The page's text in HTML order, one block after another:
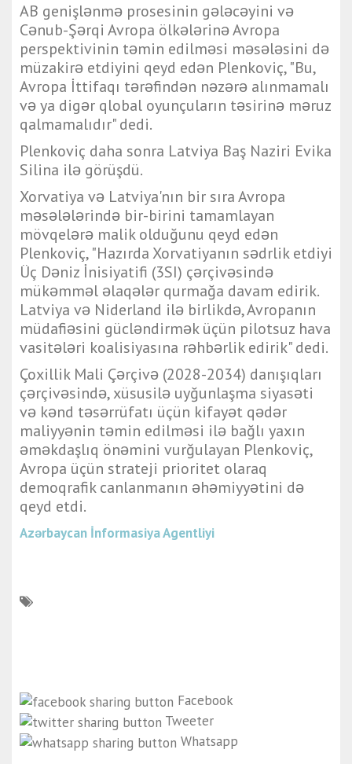
AB genişlənmə prosesinin gələcəyini və
Cənub-Şərqi Avropa ölkələrinə Avropa
perspektivinin təmin edilməsi məsələsini də
müzakirə etdiyini qeyd edən Plenkoviç, "Bu,
Avropa İttifaqı tərəfindən nəzərə alınmamalı
və ya digər qlobal oyunçuların təsirinə məruz
qalmamalıdır" dedi.
Plenkoviç daha sonra Latviya Baş Naziri Evika
Silina ilə görüşdü.
Xorvatiya və Latviya'nın bir sıra Avropa
məsələlərində bir-birini tamamlayan
mövqelərə malik olduğunu qeyd edən
Plenkoviç, "Hazırda Xorvatiyanın sədrlik etdiyi
Üç Dəniz İnisiyatifi (3SI) çərçivəsində
mükəmməl əlaqələr qurmağa davam edirik.
Latviya və Niderland ilə birlikdə, Avropanın
müdafiəsini gücləndirmək üçün pilotsuz hava
vasitələri koalisiyasına rəhbərlik edirik" dedi.
Çoxillik Mali Çərçivə (2028-2034) danışıqları
çərçivəsində, xüsusilə uyğunlaşma siyasəti
və kənd təsərrüfatı üçün kifayət qədər
maliyyənin təmin edilməsi ilə bağlı yaxın
əməkdaşlıq önəmini vurğulayan Plenkoviç,
Avropa üçün strateji prioritet olaraq
demoqrafik canlanmanın əhəmiyyətini də
qeyd etdi.
Azərbaycan İnformasiya Agentliyi
Facebook
Tweeter
Whatsapp